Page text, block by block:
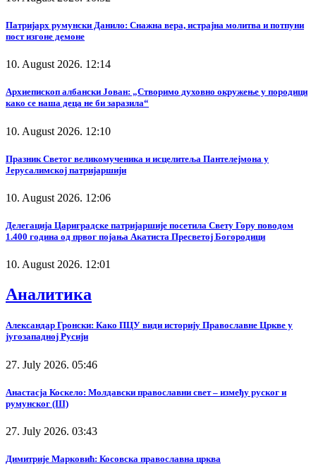
Патријарх румунски Данило: Снажна вера, истрајна молитва и потпуни
пост изгоне демоне
10. August 2026. 12:14
Архиепископ албански Јован: „Створимо духовно окружење у породици
како се наша деца не би заразила“
10. August 2026. 12:10
Празник Светог великомученика и исцелитеља Пантелејмона у
Јерусалимској патријаршији
10. August 2026. 12:06
Делегација Цариградске патријаршије посетила Свету Гору поводом
1.400 година од првог појања Акатиста Пресветој Богородици
10. August 2026. 12:01
Аналитика
Александар Гронски: Како ПЦУ види историју Православне Цркве у
југозападној Русији
27. July 2026. 05:46
Анастасја Коскело: Молдавски православни свет – између руског и
румунског (III)
27. July 2026. 03:43
Димитрије Марковић: Косовска православна црква